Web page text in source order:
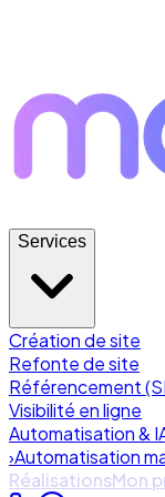
Services
Création de site
Refonte de site
Référencement
Visibilité en ligne
Automatisation &
›Automatisation
RéalisationsMon